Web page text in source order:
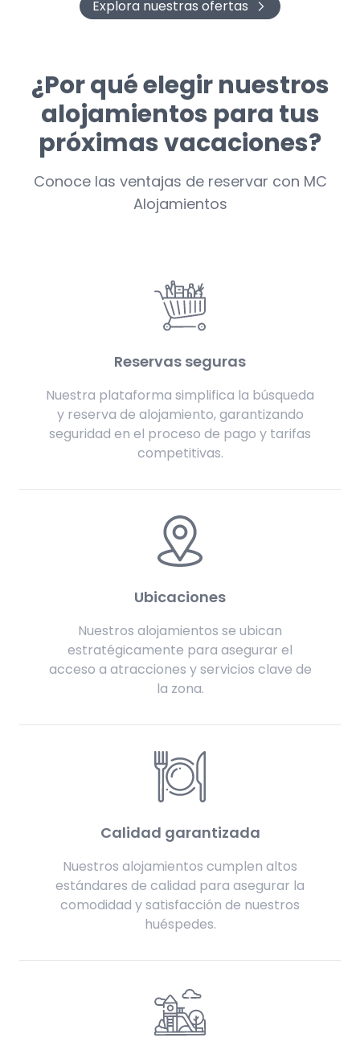
Explora nuestras ofertas
¿Por qué elegir nuestros
alojamientos para tus
próximas vacaciones?
Conoce las ventajas de reservar con MC
Alojamientos
Reservas seguras
Nuestra plataforma simplifica la búsqueda
y reserva de alojamiento, garantizando
seguridad en el proceso de pago y tarifas
competitivas.
Ubicaciones
Nuestros alojamientos se ubican
estratégicamente para asegurar el
acceso a atracciones y servicios clave de
la zona.
Calidad garantizada
Nuestros alojamientos cumplen altos
estándares de calidad para asegurar la
comodidad y satisfacción de nuestros
huéspedes.